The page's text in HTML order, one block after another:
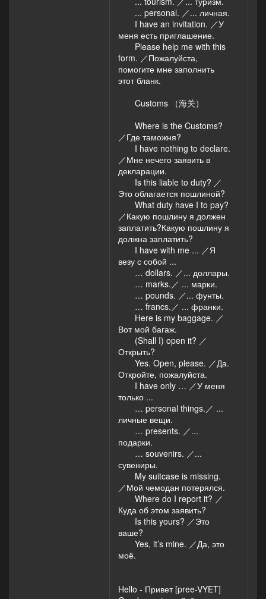
... personal. ／... личная.
I have an invitation. ／У
меня есть приглашение.
Please help me with this
form. ／Пожалуйста,
помогите мне заполнить
этот бланк.
Customs （海关）
Where is the Customs?
／Где таможня?
I have nothing to declare.
／Мне нечего заявить в
декларации.
Is this liable to duty? ／
Это облагается пошлиной?
What duty have I to pay?
／Какую пошлину я должен
заплатить?Какую пошлину я
должна заплатить?
I have with me ... ／Я
везу с собой ...
… dollars. ／... доллары.
… marks.／ ... марки.
… pounds. ／... фунты.
… francs.／ ... франки.
Here is my baggage. ／
Вот мой багаж.
(Shall I) open it? ／
Открыть?
Yes. Open, please. ／Да.
Откройте, пожалуйста.
I have only … ／У меня
только ...
… personal things.／ ...
личные вещи.
… presents. ／...
подарки.
… souvenirs. ／...
сувениры.
My suitcase is missing.
／Мой чемодан потерялся.
Where do I report it? ／
Куда об этом заявить?
Is this yours? ／Это
ваше?
Yes, it’s mine. ／Да, это
моё.
Hello - Привет [pree-VYET]